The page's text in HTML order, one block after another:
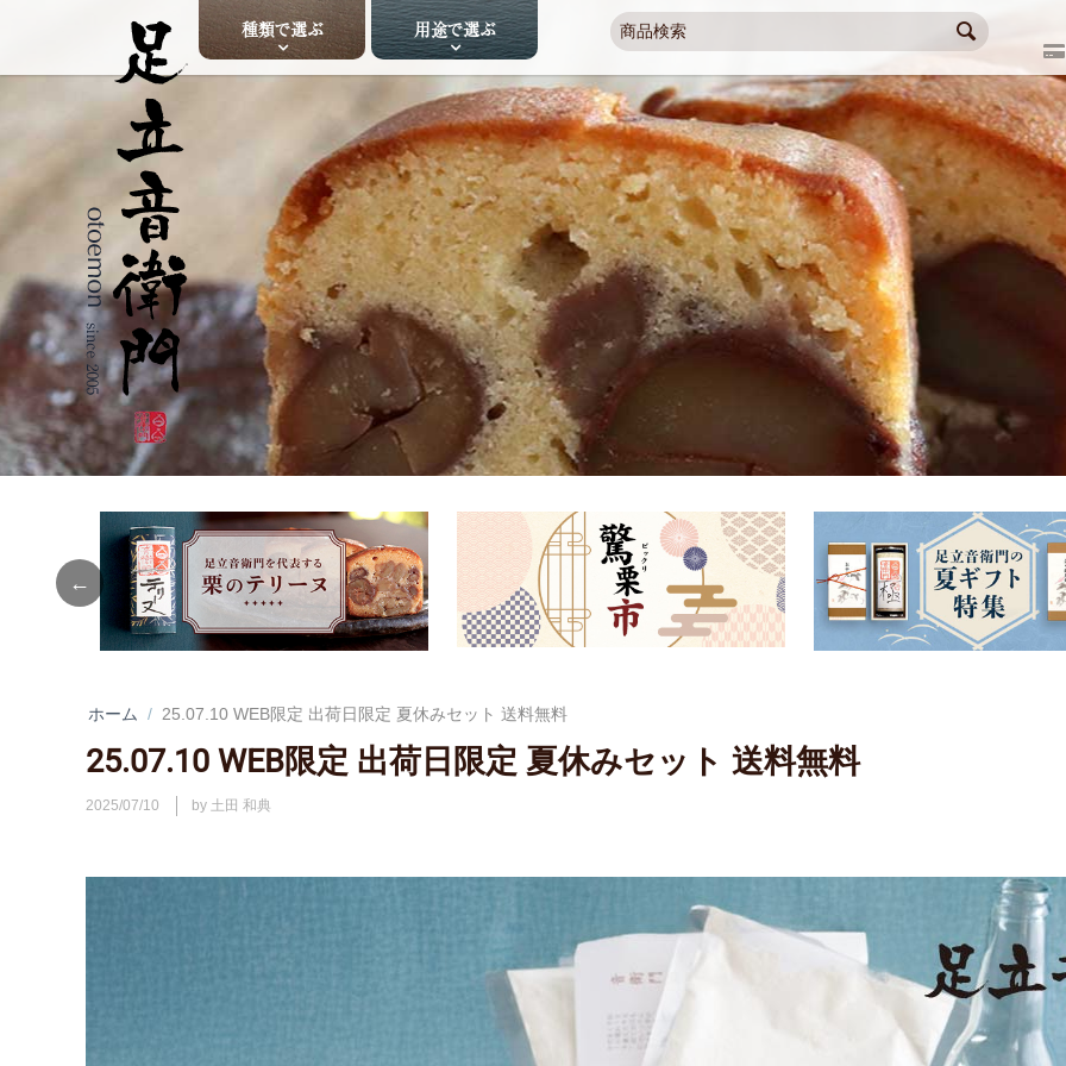
種類で選ぶ 用途で選ぶ
Previous
ホーム / 25.07.10 WEB限定 出荷日限定 夏休みセット 送料無料
25.07.10 WEB限定 出荷日限定 夏休みセット 送料無料
2025/07/10 by 土田 和典